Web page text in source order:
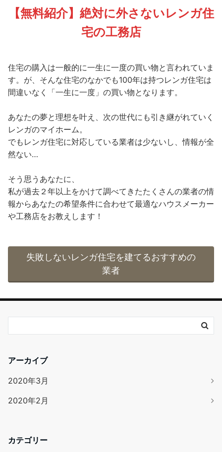
【無料紹介】絶対に外さないレンガ住
宅の工務店
住宅の購入は一般的に一生に一度の買い物と言われていま
す。が、そんな住宅のなかでも100年は持つレンガ住宅は
間違いなく「一生に一度」の買い物となります。
あなたの夢と理想を叶え、次の世代にも引き継がれていく
レンガのマイホーム。
でもレンガ住宅に対応している業者は少ないし、情報が全
然ない…
そう思うあなたに、
私が過去２年以上をかけて調べてきたたくさんの業者の情
報からあなたの希望条件に合わせて最適なハウスメーカー
や工務店をお教えします！
失敗しないレンガ住宅を建てるおすすめの
業者
アーカイブ
2020年3月
2020年2月
カテゴリー